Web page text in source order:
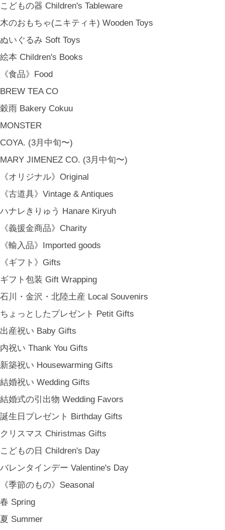
こどもの器 Children's Tableware
木のおもちゃ(ニキティキ) Wooden Toys
ぬいぐるみ Soft Toys
絵本 Children's Books
《食品》Food
BREW TEA CO
穀雨 Bakery Cokuu
MONSTER
COYA. (3月中旬〜)
MARY JIMENEZ CO. (3月中旬〜)
《オリジナル》Original
《古道具》Vintage & Antiques
ハナレきりゅう Hanare Kiryuh
《義援金商品》Charity
《輸入品》Imported goods
《ギフト》Gifts
ギフト包装 Gift Wrapping
石川・金沢・北陸土産 Local Souvenirs
ちょっとしたプレゼント Petit Gifts
出産祝い Baby Gifts
内祝い Thank You Gifts
新築祝い Housewarming Gifts
結婚祝い Wedding Gifts
結婚式の引出物 Wedding Favors
誕生日プレゼント Birthday Gifts
クリスマス Chiristmas Gifts
こどもの日 Children's Day
バレンタインデー Valentine's Day
《季節のもの》Seasonal
春 Spring
夏 Summer